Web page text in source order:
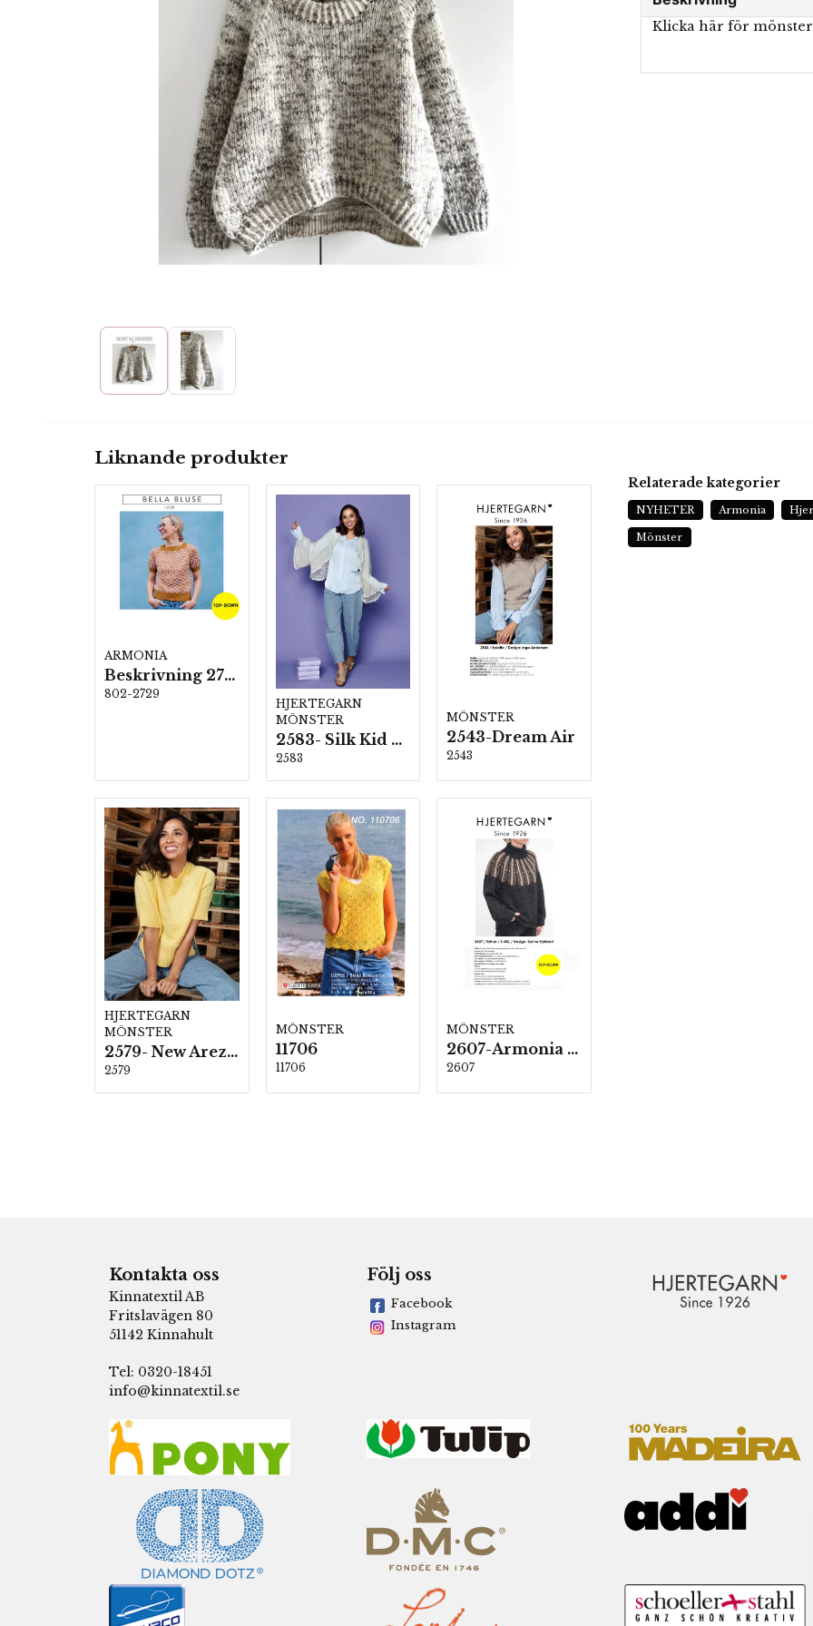
Klicka här för mönster
Liknande produkter
ARMONIA
Beskrivning 2729
802-2729
HJERTEGARN
MÖNSTER
2583- Silk Kid Mohair
2583
MÖNSTER
2543-Dream Air
2543
HJERTEGARN
MÖNSTER
2579- New Arezzo
2579
MÖNSTER
11706
11706
MÖNSTER
2607-Armonia och Alpaca 400
2607
Relaterade kategorier
NYHETER Armonia
Mönster
Kontakta oss
Kinnatextil AB
Fritslavägen 80
51142 Kinnahult
Tel: 0320-18451
info@kinnatextil.se
Följ oss
Facebook
Instagram